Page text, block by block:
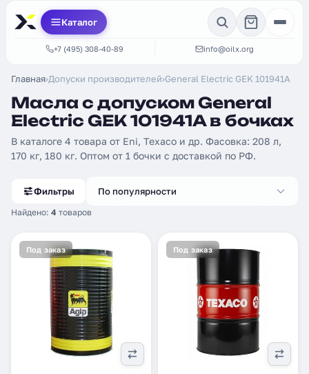
Каталог
+7 (495) 308-40-89 info@oilx.org
Главная›Допуски производителей›General Electric GEK 101941A
Масла с допуском General
Electric GEK 101941A в бочках
В каталоге 4 товара от Eni, Texaco и др. Фасовка: 208 л,
170 кг, 180 кг. Оптом от 1 бочки с доставкой по РФ.
Фильтры
Найдено: 4 товаров
По популярности
Под заказ Под заказ